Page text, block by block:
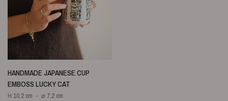
SNELLE WEERGAVE
HANDMADE JAPANESE CUP
EMBOSS LUCKY CAT
H 10,2 cm ⌀ 7,2 cm